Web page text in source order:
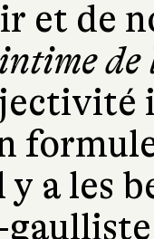
et de
de
a les